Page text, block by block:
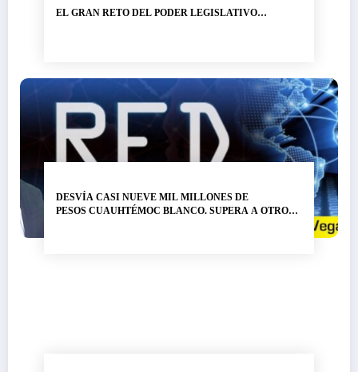
EL GRAN RETO DEL PODER LEGISLATIVO…
DESVÍA CASI NUEVE MIL MILLONES DE
PESOS CUAUHTÉMOC BLANCO. SUPERA A OTRO